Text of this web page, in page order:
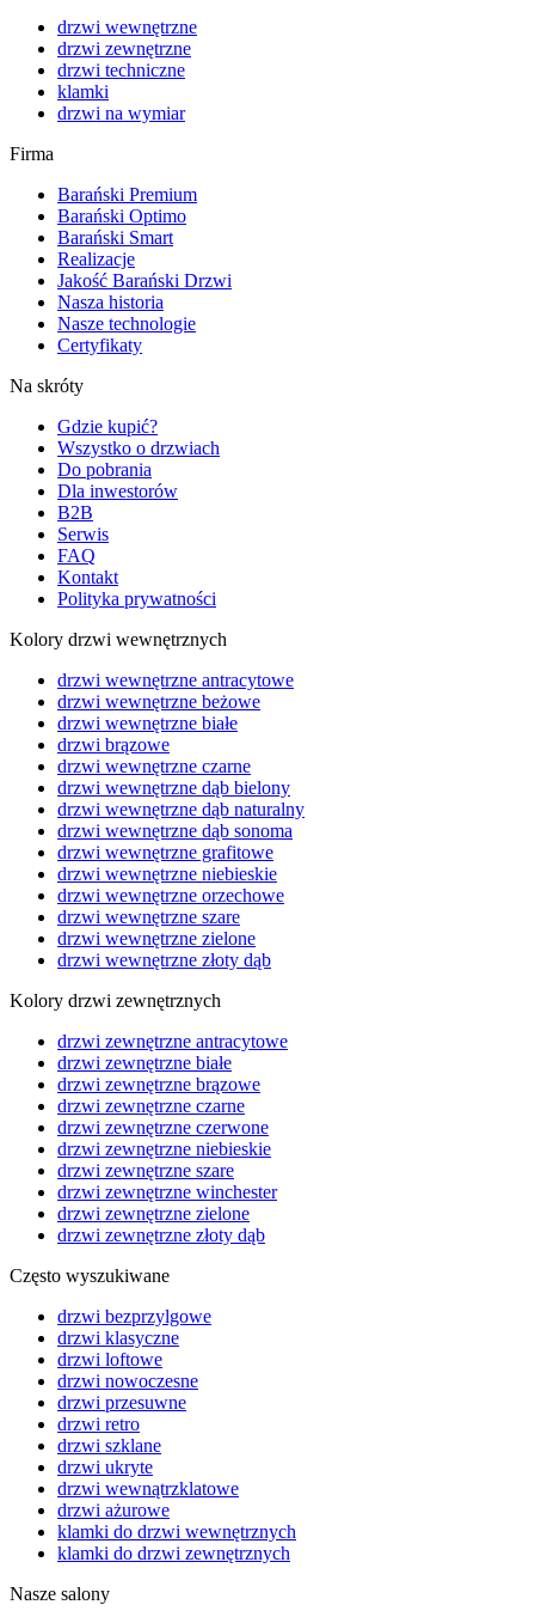
drzwi wewnętrzne
drzwi zewnętrzne
drzwi techniczne
klamki
drzwi na wymiar
Firma
Barański Premium
Barański Optimo
Barański Smart
Realizacje
Jakość Barański Drzwi
Nasza historia
Nasze technologie
Certyfikaty
Na skróty
Gdzie kupić?
Wszystko o drzwiach
Do pobrania
Dla inwestorów
B2B
Serwis
FAQ
Kontakt
Polityka prywatności
Kolory drzwi wewnętrznych
drzwi wewnętrzne antracytowe
drzwi wewnętrzne beżowe
drzwi wewnętrzne białe
drzwi brązowe
drzwi wewnętrzne czarne
drzwi wewnętrzne dąb bielony
drzwi wewnętrzne dąb naturalny
drzwi wewnętrzne dąb sonoma
drzwi wewnętrzne grafitowe
drzwi wewnętrzne niebieskie
drzwi wewnętrzne orzechowe
drzwi wewnętrzne szare
drzwi wewnętrzne zielone
drzwi wewnętrzne złoty dąb
Kolory drzwi zewnętrznych
drzwi zewnętrzne antracytowe
drzwi zewnętrzne białe
drzwi zewnętrzne brązowe
drzwi zewnętrzne czarne
drzwi zewnętrzne czerwone
drzwi zewnętrzne niebieskie
drzwi zewnętrzne szare
drzwi zewnętrzne winchester
drzwi zewnętrzne zielone
drzwi zewnętrzne złoty dąb
Często wyszukiwane
drzwi bezprzylgowe
drzwi klasyczne
drzwi loftowe
drzwi nowoczesne
drzwi przesuwne
drzwi retro
drzwi szklane
drzwi ukryte
drzwi wewnątrzklatowe
drzwi ażurowe
klamki do drzwi wewnętrznych
klamki do drzwi zewnętrznych
Nasze salony